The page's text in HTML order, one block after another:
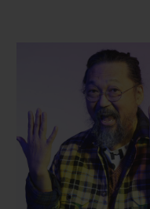
Les techniciens
ont offert un
oeuvre
d’art, un
permettant de
de l’artiste et la
horlogers de